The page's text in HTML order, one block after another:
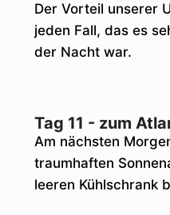
Der Vorteil unserer
jeden Fall, das es
der Nacht war.
Tag 11 - zum
Am nächsten
traumhaften
leeren Kühlschrank